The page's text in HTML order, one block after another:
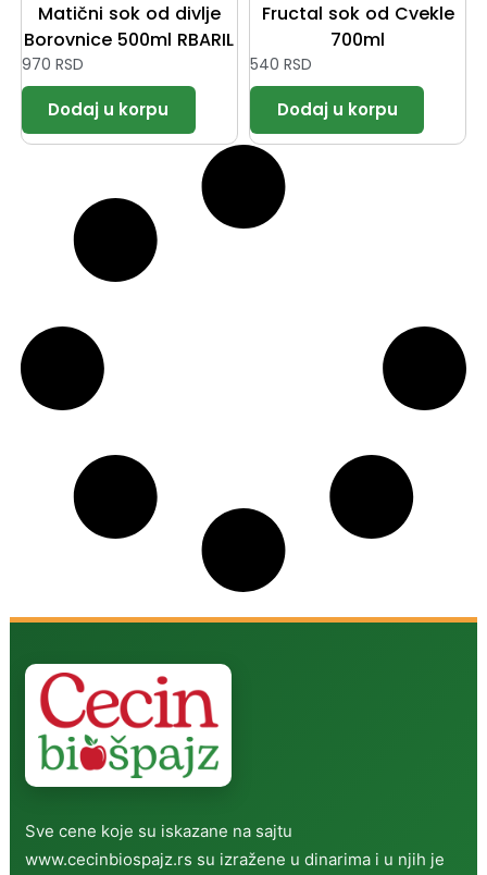
Matični sok od divlje
Borovnice 500ml RBARIL
970 RSD
Fructal sok od Cvekle
700ml
540 RSD
Sve cene koje su iskazane na sajtu
www.cecinbiospajz.rs su izražene u dinarima i u njih je